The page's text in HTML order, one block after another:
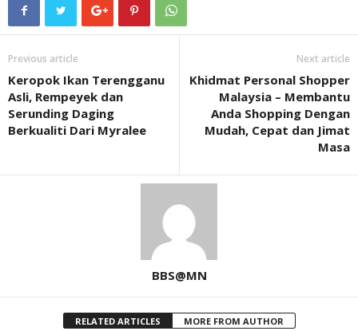
Previous article
Keropok Ikan Terengganu
Asli, Rempeyek dan
Serunding Daging
Berkualiti Dari Myralee
Next article
Khidmat Personal Shopper
Malaysia – Membantu
Anda Shopping Dengan
Mudah, Cepat dan Jimat
Masa
BBS@MN
RELATED ARTICLES MORE FROM AUTHOR